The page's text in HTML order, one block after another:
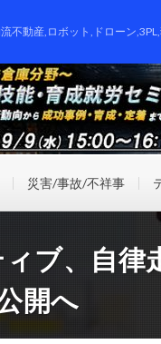
不動産,ロボット,ドローン
災害/事故/不祥事
ブ、自律
開へ